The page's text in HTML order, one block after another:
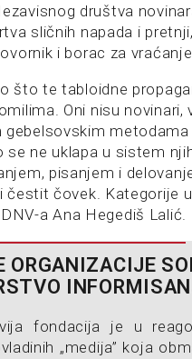
društva
sličnih napada i
i borac za
što te tabloidne
Oni nisu
gebelsovskim
se ne uklapa u sistem
pisanjem i
čestit čovek. Kategorije
a Ana Hegediš Lalić.
ORGANIZACIJE
fondacija je u
„medija” koja